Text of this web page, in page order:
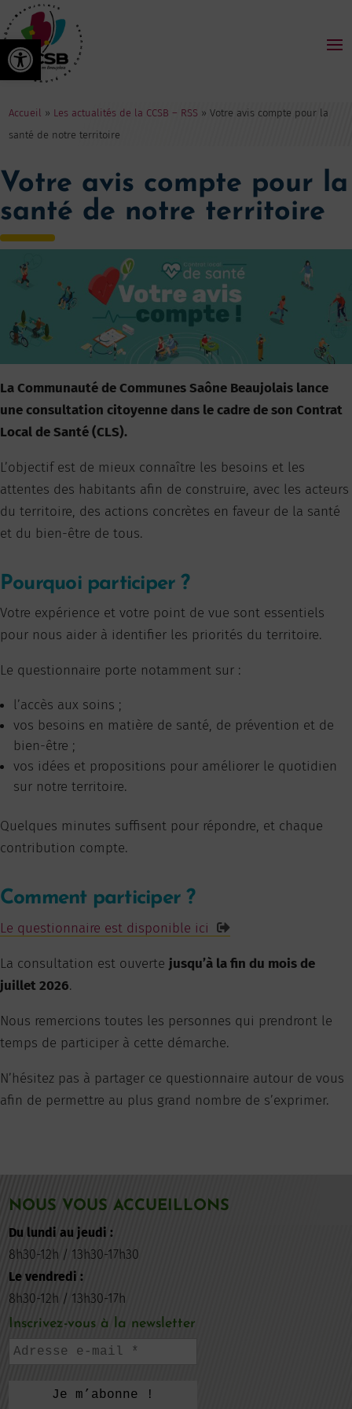
Ouvrir la barre d’outils
Accueil » Les actualités de la CCSB – RSS »Votre avis compte pour la
santé de notre territoire
Votre avis compte pour la
santé de notre territoire
La Communauté de Communes Saône Beaujolais lance
une consultation citoyenne dans le cadre de son Contrat
Local de Santé (CLS).
L’objectif est de mieux connaître les besoins et les
attentes des habitants afin de construire, avec les acteurs
du territoire, des actions concrètes en faveur de la santé
et du bien-être de tous.
Pourquoi participer ?
Votre expérience et votre point de vue sont essentiels
pour nous aider à identifier les priorités du territoire.
Le questionnaire porte notamment sur :
l’accès aux soins ;
vos besoins en matière de santé, de prévention et de
bien-être ;
vos idées et propositions pour améliorer le quotidien
sur notre territoire.
Quelques minutes suffisent pour répondre, et chaque
contribution compte.
Comment participer ?
Le questionnaire est disponible ici
La consultation est ouverte jusqu’à la fin du mois de
juillet 2026.
Nous remercions toutes les personnes qui prendront le
temps de participer à cette démarche.
N’hésitez pas à partager ce questionnaire autour de vous
afin de permettre au plus grand nombre de s’exprimer.
NOUS VOUS ACCUEILLONS
Du lundi au jeudi :
8h30-12h / 13h30-17h30
Le vendredi :
8h30-12h / 13h30-17h
Inscrivez-vous à la newsletter